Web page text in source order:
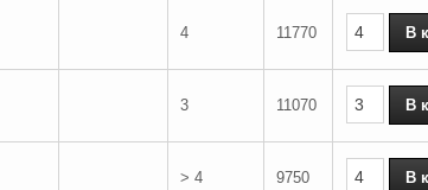
4 11770
3 11070
> 4 9750